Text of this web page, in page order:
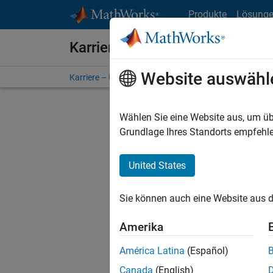
Produkte
Karriere bei MathWorks
Karriere – Übersicht Stellensuche
FILTER:
Stellen
Es
Region
Website
Wählen Sie eine Website aus, um
Grundlage Ihres Standorts
United States
Sie können auch eine Website aus
Amerika
América Latina (Español)
Canada (English)